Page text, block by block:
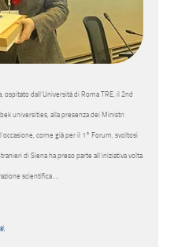
dall’Università di Roma TRE, il 2nd
universities, alla presenza dei Ministri
come già per il 1° Forum, svoltosi
di Siena ha preso parte all’iniziativa volta
scientifica …